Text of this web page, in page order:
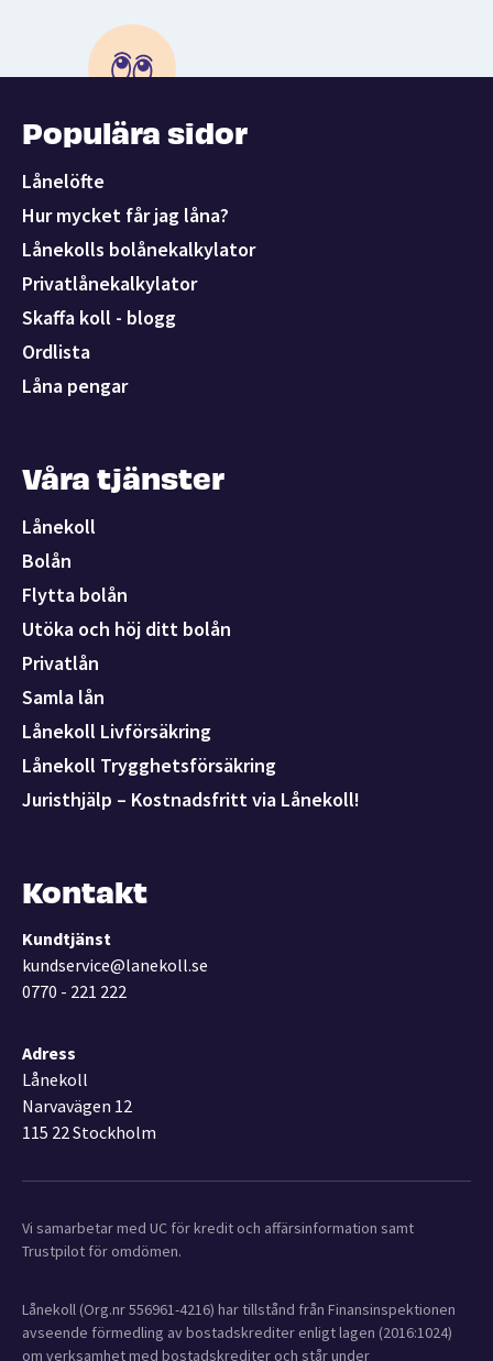
Populära sidor
Lånelöfte
Hur mycket får jag låna?
Lånekolls bolånekalkylator
Privatlånekalkylator
Skaffa koll - blogg
Ordlista
Låna pengar
Våra tjänster
Lånekoll
Bolån
Flytta bolån
Utöka och höj ditt bolån
Privatlån
Samla lån
Lånekoll Livförsäkring
Lånekoll Trygghetsförsäkring
Juristhjälp – Kostnadsfritt via Lånekoll!
Kontakt
Kundtjänst
kundservice@lanekoll.se
0770 - 221 222
Adress
Lånekoll
Narvavägen 12
115 22 Stockholm
Vi samarbetar med UC för kredit och affärsinformation samt
Trustpilot för omdömen.
Lånekoll (Org.nr 556961-4216) har tillstånd från Finansinspektionen
avseende förmedling av bostadskrediter enligt lagen (2016:1024)
om verksamhet med bostadskrediter och står under